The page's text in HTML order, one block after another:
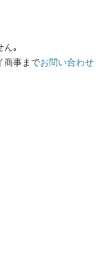
ん｡
商事までお問い合わせ